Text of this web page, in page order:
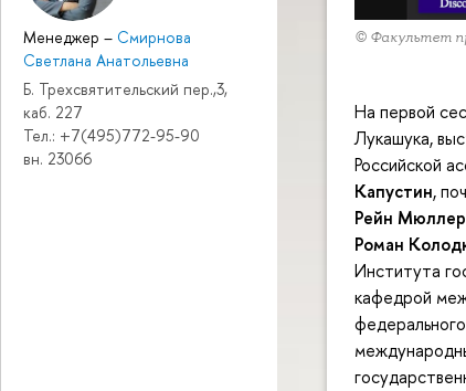
Менеджер – Смирнова
Светлана Анатольевна
Б. Трехсвятительский пер.,3,
каб. 227
Тел.: +7(495)772-95-90
вн. 23066
© Факультет
На первой
Лукашука,
Российской
Капустин,
Рейн
Роман
Института
кафедрой